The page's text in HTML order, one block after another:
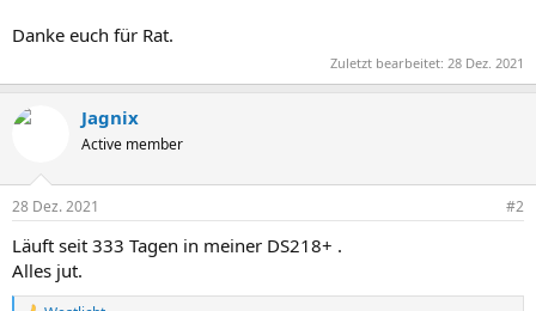
Danke euch für Rat.
Zuletzt bearbeitet: 28 Dez. 2021
Jagnix
Active member
28 Dez. 2021 #2
Läuft seit 333 Tagen in meiner DS218+ .
Alles jut.